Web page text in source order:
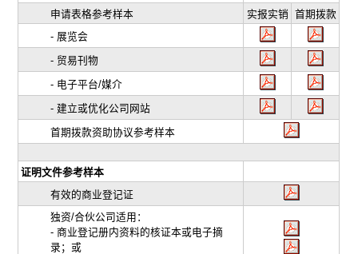
申请表格参考样本
实报实销 首期拨款
- 展览会
- 贸易刊物
- 电子平台/媒介
- 建立或优化公司网站
首期拨款资助协议参考样本
证明文件参考样本
有效的商业登记证
独资/合伙公司适用：
- 商业登记册内资料的核证本或电子摘
录；或